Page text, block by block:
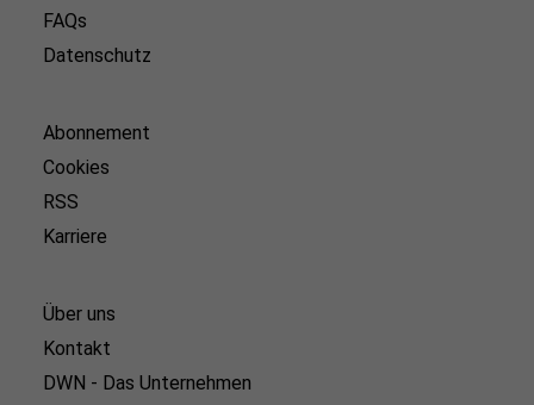
FAQs
Datenschutz
Abonnement
Cookies
RSS
Karriere
Über uns
Kontakt
DWN - Das Unternehmen